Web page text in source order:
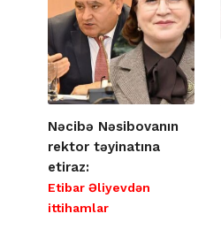
Nəcibə Nəsibovanın
rektor təyinatına
etiraz:
Etibar Əliyevdən
ittihamlar